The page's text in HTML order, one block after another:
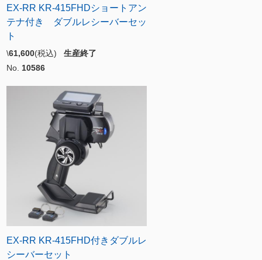
EX-RR KR-415FHDショートアン
テナ付き ダブルレシーバーセッ
ト
\61,600(税込) 生産終了
No. 10586
EX-RR KR-415FHD付きダブルレ
シーバーセット